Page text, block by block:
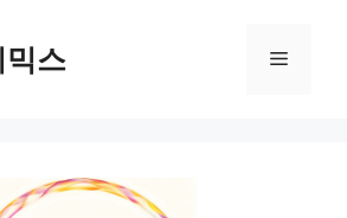
믹스 메